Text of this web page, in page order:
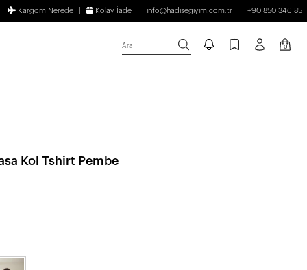
Kargom Nerede Kolay İade info@hadisegiyim.com.tr +90 850 346 85
Ara 0
Kol Tshirt Pembe